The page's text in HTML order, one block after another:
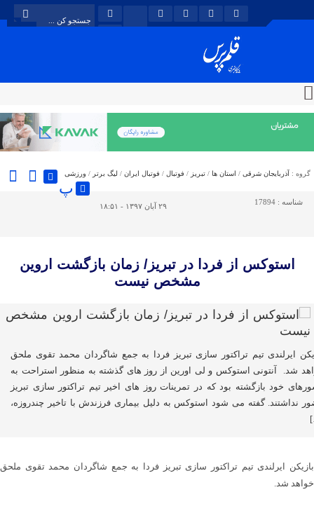
گروه : آذربایجان شرقی / استان ها / تبریز / فوتبال / فوتبال ایران / لیگ برتر / ورزشی
پ
شناسه : 17894 ۲۹ آبان ۱۳۹۷ - ۱۸:۵۱
استوکس از فردا در تبریز/ زمان بازگشت اروین
مشخص نیست
ایرلندی تیم تراکتور سازی تبریز فردا به جمع شاگردان محمد تقوی ملحق
شد. آنتونی استوکس و لی اورین از روز های گذشته به منظور استراحت به
خود بازگشته بود که در تمرینات روز های اخیر تیم تراکتور سازی تبریز
نداشتند. گفته می شود استوکس به دلیل بیماری فرزندش با تاخیر چندروزه،
بازیکن ایرلندی تیم تراکتور سازی تبریز فردا به جمع شاگردان محمد تقوی ملحق
خواهد شد.